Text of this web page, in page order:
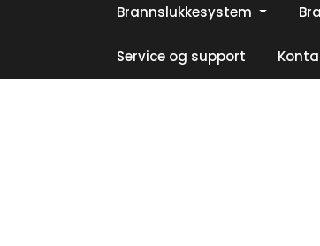
Skip to main content
Facebook | Instagram |
Brannslukkesystem
Service og support